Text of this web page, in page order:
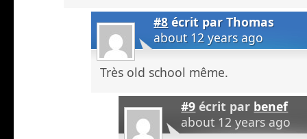
#8écrit parThomas
about 12 years ago
Très old school même.
#9 écrit par benef
about 12 years ago